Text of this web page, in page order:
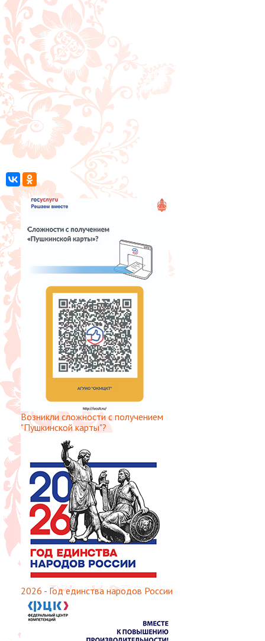
Возникли сложности с получением
"Пушкинской карты"?
2026 - Год единства народов России